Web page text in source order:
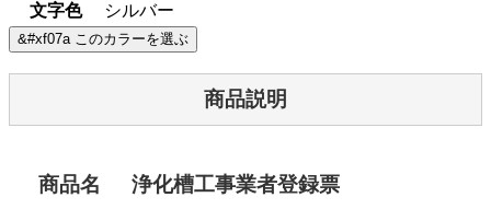
文字色
シルバー
商品説明
商品名 浄化槽工事業者登録票